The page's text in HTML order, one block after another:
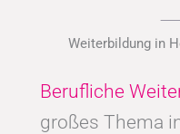
Weiterbildung in
Berufliche
großes Thema